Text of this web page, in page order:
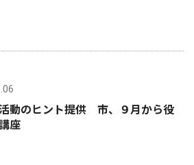
動のヒント提供 市、９月から役
座